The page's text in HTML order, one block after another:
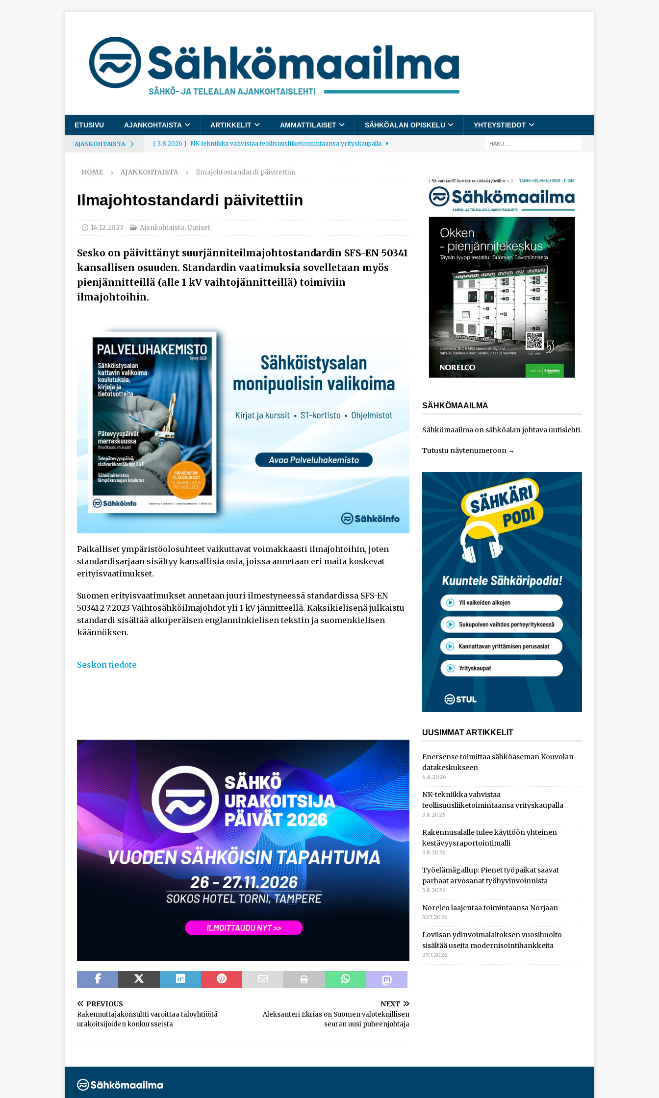
ETUSIVU AJANKOHTAISTA ARTIKKELIT AMMATTILAISET SÄHKÖALAN OPISKELU YHTEYSTIEDOT
AJANKOHTAISTA [ 3.8.2026 ] NK-tekniikka vahvistaa teollisuusliiketoimintaansa yrityskaupalla
[ 3.8.2026 ] Rakennusalalle tulee käyttöön yhteinen kestävyysraportointimalli
AJANKOHTAISTA
Työelämägallup: Pienet työpaikat saavat parhaat arvosanat
työhyvinvoinnista
[ 29.7.2026 ] Loviisan ydinvoimalaitoksen vuosihuolto sisältää useita
modernisointihankkeita AJANKOHTAISTA
HOME AJANKOHTAISTA Ilmajohtostandardi päivitettiin
Ilmajohtostandardi päivitettiin
14.12.2023 Ajankohtaista,Uutiset
Sesko on päivittänyt suurjänniteilmajohtostandardin SFS-EN 50341
kansallisen osuuden. Standardin vaatimuksia sovelletaan myös
pienjännitteillä (alle 1 kV vaihtojännitteillä) toimiviin
ilmajohtoihin.
Paikalliset ympäristöolosuhteet vaikuttavat voimakkaasti ilmajohtoihin, joten
standardisarjaan sisältyy kansallisia osia, joissa annetaan eri maita koskevat
erityisvaatimukset.
Suomen erityisvaatimukset annetaan juuri ilmestyneessä standardissa SFS-EN
50341-2-7:2023 Vaihtosähköilmajohdot yli 1 kV jännitteellä. Kaksikielisenä julkaistu
standardi sisältää alkuperäisen englanninkielisen tekstin ja suomenkielisen
käännöksen.
Seskon tiedote
PREVIOUS
Rakennuttajakonsultti varoittaa taloyhtiöitä
urakoitsijoiden konkursseista
NEXT
Aleksanteri Ekrias on Suomen valoteknillisen
seuran uusi puheenjohtaja
SÄHKÖMAAILMA
Sähkömaailma on sähköalan johtava uutislehti.
Tutustu näytenumeroon→
UUSIMMAT ARTIKKELIT
Enersense toimittaa sähköaseman Kouvolan
datakeskukseen
6.8.2026
NK-tekniikka vahvistaa
teollisuusliiketoimintaansa yrityskaupalla
3.8.2026
Rakennusalalle tulee käyttöön yhteinen
kestävyysraportointimalli
3.8.2026
Työelämägallup: Pienet työpaikat saavat
parhaat arvosanat työhyvinvoinnista
3.8.2026
Norelco laajentaa toimintaansa Norjaan
30.7.2026
Loviisan ydinvoimalaitoksen vuosihuolto
sisältää useita modernisointihankkeita
29.7.2026